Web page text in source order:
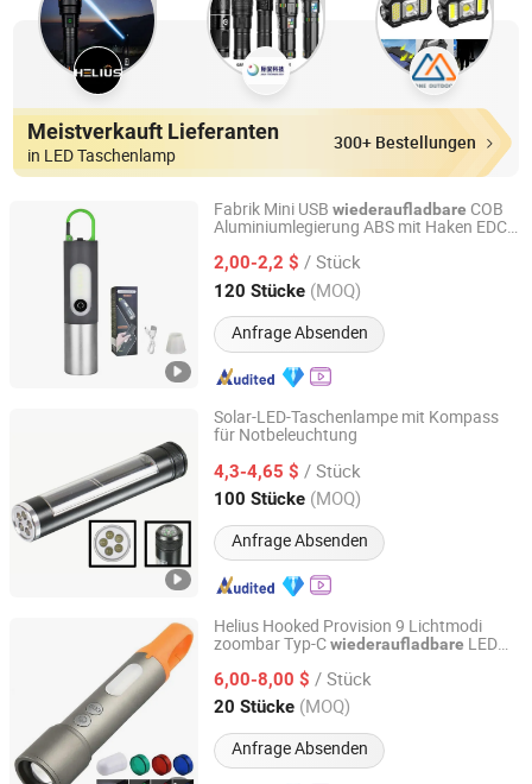
Meistverkauft Lieferanten
in LED Taschenlamp
300+ Bestellungen
Fabrik Mini USB wiederaufladbare COB
Aluminiumlegierung ABS mit Haken EDC
Taschenlampe
2,00-2,2 $ / Stück
120 Stücke (MOQ)
Anfrage Absenden
Shenzhen Tuliang Technology Co., Ltd.
Guangdong, China Seit 2023
Solar-LED-Taschenlampe mit Kompass
für Notbeleuchtung
4,3-4,65 $ / Stück
100 Stücke (MOQ)
Anfrage Absenden
Flagsun (Suzhou) New Energy Co., Ltd.
Jiangsu, China Seit 2015
Helius Hooked Provision 9 Lichtmodi
zoombar Typ-Cwiederaufladbare LED
6,00-8,00 $ / Stück
20 Stücke (MOQ)
Anfrage Absenden
Shenzhen Tuliang Technology Co., Ltd.
Guangdong, China Seit 2023